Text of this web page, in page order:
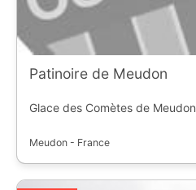
Patinoire de Meudon
Glace des Comètes de Meudon
Meudon - France